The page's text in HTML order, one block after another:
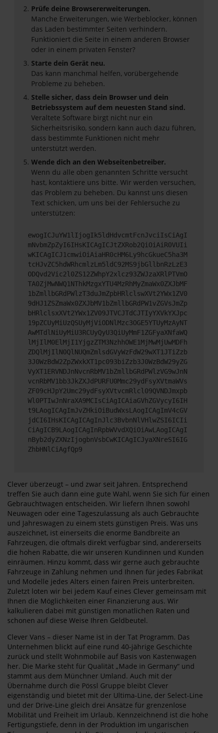
Prüfe deine Browsererweiterungen.
Manche Erweiterungen, wie Werbeblocker, können
das Laden bestimmter Seiten verhindern.
Funktioniert die Seite in einem anderen Browser
oder in einem privaten Fenster?
Starte dein Gerät neu.
Das kann manchmal helfen, vorübergehende
Probleme zu beheben.
Stelle sicher, dass dein Browser und dein
Betriebssystem auf dem neuesten Stand sind.
Veraltete Software birgt nicht nur ein
Sicherheitsrisiko, sondern kann auch dazu führen,
dass bestimmte Funktionen nicht mehr
unterstützt werden.
Wende dich an den Webseitenbetreiber.
Wenn du alle oben genannten Schritte versucht
hast, kontaktiere uns bitte. Wir werden versuchen,
das Problem zu beheben. Du kannst uns diesen
Text schicken, um uns bei der Fehlersuche zu
unterstützen:
ewogICJuYW1lIjogIk5ldHdvcmtFcnJvciIsCiAgI
mNvbmZpZyI6IHsKICAgICJtZXRob2QiOiAiR0VUIi
wKICAgICJ1cmwiOiAiaHR0cHM6Ly9hcGkueC5ha3M
tcHJvZC5hdWRhcmlzLm5ldC92MS9jbGllbnRzLzE3
ODQvd2Vic2l0ZS12ZWhpY2xlcz93ZWJzaXRlPTVmO
TA0ZjMwNWQ1NThkMzgxYTU4MzRhMyZmaWx0ZXJbMF
1bZmllbGRdPWlzT3duJmZpbHRlclswXVt2YWx1ZV0
9dHJ1ZSZmaWx0ZXJbMV1bZmllbGRdPW1vZGVsJmZp
bHRlclsxXVt2YWx1ZV09JTVCJTdCJTIyYXVkYXJpc
19pZCUyMiUzQSUyMjViODNlMzc3OGE5YTUyMzAyNT
AwMTdlNiUyMiU3RCUyQyU3QiUyMmF1ZGFyaXNfaWQ
lMjIlM0ElMjI1YjgzZTM3NzhhOWE1MjMwMjUwMDFh
ZDQlMjIlN0QlNUQmZmlsdGVyWzFdW29wXT1JTiZzb
3J0WzBdW2ZpZWxkXT1pc093biZzb3J0WzBdW29yZG
VyXT1ERVNDJnNvcnRbMV1bZmllbGRdPWlzVG9wJnN
vcnRbMV1bb3JkZXJdPURFU0Mmc29ydFsyXVtmaWVs
ZF09cHJpY2Umc29ydFsyXVtvcmRlcl09QVNDJmxpb
Wl0PTIwJnNraXA9MCIsCiAgICAiaGVhZGVycyI6IH
t9LAogICAgImJvZHkiOiBudWxsLAogICAgImV4cGV
jdCI6IHsKICAgICAgInJlc3BvbnNlVHlwZSI6ICIi
CiAgICB9LAogICAgInRpbWVvdXQiOiAwLAogICAgI
nByb2dyZXNzIjogbnVsbCwKICAgICJyaXNreSI6IG
ZhbHNlCiAgfQp9
Clever überzeugt – und zwar seit Jahren. Entsprechend
treffen Sie auch dann eine gute Wahl, wenn Sie sich für einen
Gebrauchtwagen entscheiden. Wir liefern Ihnen sowohl
Neuwagen oder eine Tageszulassung als auch Gebrauchte
und Jahreswagen zu einem stets günstigen Preis. Was uns
auszeichnet, ist einerseits die enorme Bandbreite an
Fahrzeugen, die oftmals direkt verfügbar sind, andererseits
die hohen Rabatte, die wir unseren Kundinnen und Kunden
einräumen. Hinzu kommt, dass wir gerne auch gebrauchte
Fahrzeuge in Zahlung nehmen und Ihnen für jedes Fabrikat
und Modelle jedes Alters einen fairen Preis unterbreiten.
Zuletzt loten wir bei jedem Kauf eines Clever gemeinsam mit
Ihnen die Möglichkeiten einer Finanzierung aus. Wir
kalkulieren dabei mit günstigen monatlichen Raten und
schonen auf diese Weise Ihren Geldbeutel.
Clever Vans – dieser Name ist in der Tat Programm. Das
Unternehmen blickt auf eine rund 40-jährige Geschichte
zurück und stellt Wohnmobile auf Basis von Kastenwagen
her. Die Marke steht für Qualität „Made in Germany“ und
stammt aus dem Münchner Umland. Auch mit der
Übernahme durch die Pössl Gruppe bleibt Clever
eigenständig und bietet mit der Ultima-Line, der Select-Line
und der Drive-Line gleich drei Ansätze für grenzenlose
Mobilität und Freiheit im Urlaub. Kennzeichnend ist die hohe
Fertigungstiefe, denn in der Produktion im ungarischen